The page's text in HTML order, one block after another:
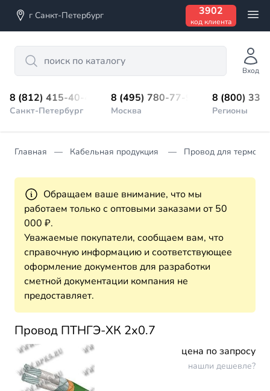
г Санкт-Петербург 3902
код клиента
Search
Вход
8 (812) 415-40-45
Санкт-Петербург
8 (495) 780-77-98
Москва
8 (800)
Регионы
Главная Кабельная продукция Провод для
Обращаем ваше внимание, что мы
работаем только с оптовыми заказами от 50
000 ₽.
Уважаемые покупатели, сообщаем вам, что
справочную информацию и соответствующее
оформление документов для разработки
сметной документации компания не
предоставляет.
Провод ПТНГЭ-ХК 2х0.7
цена по запросу
нашли дешевле?